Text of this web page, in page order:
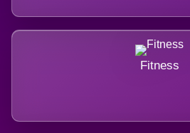
Fitness